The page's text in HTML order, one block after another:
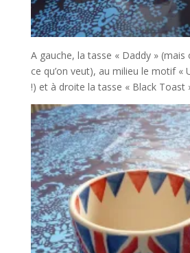
A gauche, la tasse « Daddy »
ce qu’on veut), au milieu le motif «
!) et à droite la tasse « Black Toast